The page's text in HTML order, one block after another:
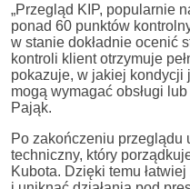
„Przegląd KIP, popularnie
ponad 60 punktów
w stanie dokładnie ocenić
kontroli klient otrzymuje
pokazuje, w jakiej kondycji
mogą wymagać obsługi
Pająk.
Po zakończeniu przeglądu
techniczny, który
Kubota. Dzięki temu